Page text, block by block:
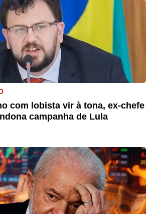
com lobista vir à tona, ex-chefe
campanha de Lula